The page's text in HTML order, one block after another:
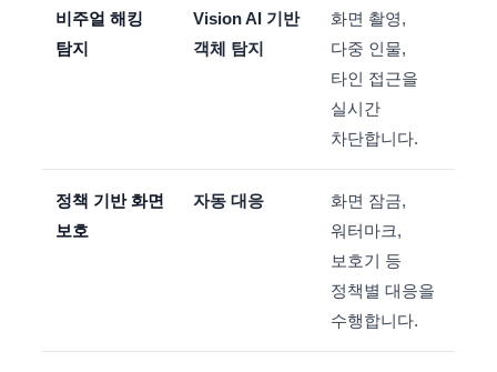
비주얼 해킹
탐지
Vision AI 기반
객체 탐지
화면 촬영,
다중 인물,
타인 접근을
실시간
차단합니다.
정책 기반 화면
보호
자동 대응
화면 잠금,
워터마크,
보호기 등
정책별 대응을
수행합니다.